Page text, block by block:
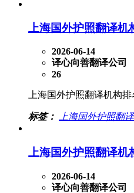
上海国外护照翻译机
2026-06-14
译心向善翻译公司
26
上海国外护照翻译机构排
标签： 上海国外护照翻
上海国外护照翻译机
2026-06-14
译心向善翻译公司